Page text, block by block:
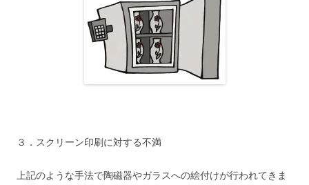
３．スクリーン印刷に対する不満
上記のような手法で陶磁器やガラスへの絵付けが行われてきま